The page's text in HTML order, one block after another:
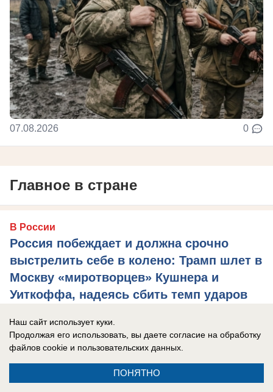
07.08.2026 0
Главное в стране
В России
Россия побеждает и должна срочно
выстрелить себе в колено: Трамп шлет в
Москву «миротворцев» Кушнера и
Уиткоффа, надеясь сбить темп ударов
Украина горит, страдает, плачет. А ведь совсем
недавно, 25 июня Владимир Зеленский
анонсировал «40 дней принуждения России к ...
Наш сайт использует куки.
Продолжая его использовать, вы даете согласие на обработку
файлов cookie и пользовательских данных.
ПОНЯТНО